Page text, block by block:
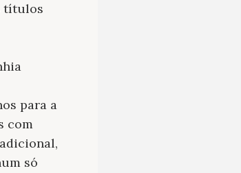
títulos
para a
com
só